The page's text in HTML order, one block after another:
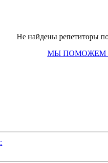
Не найдены репетиторы
МЫ ПОМОЖЕМ
: